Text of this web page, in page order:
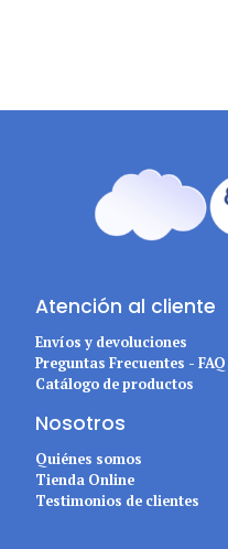
Atención al cliente
Envíos y devoluciones
Preguntas Frecuentes - FAQ
Catálogo de productos
Nosotros
Quiénes somos
Tienda Online
Testimonios de clientes